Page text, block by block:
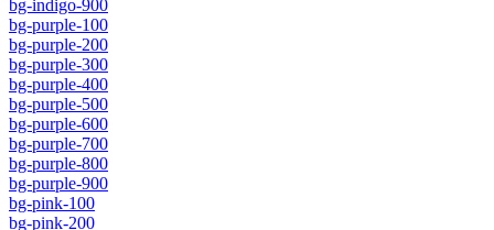
bg-indigo-900
bg-purple-100
bg-purple-200
bg-purple-300
bg-purple-400
bg-purple-500
bg-purple-600
bg-purple-700
bg-purple-800
bg-purple-900
bg-pink-100
bg-pink-200